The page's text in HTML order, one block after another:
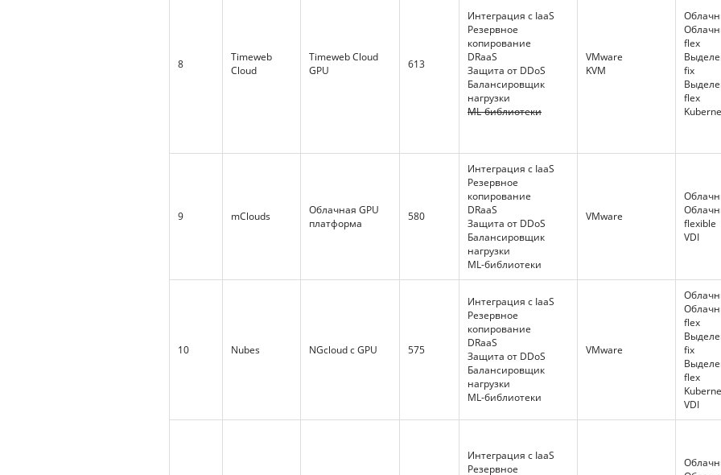
8
Timeweb
Cloud
Timeweb Cloud
GPU
613
Интеграция с IaaS
Резервное
копирование
DRaaS
Защита от DDoS
Балансировщик
нагрузки
ML-библиотеки
VMware
KVM
flex
fix
flex
9 mClouds
Облачная GPU
платформа
580
Интеграция с IaaS
Резервное
копирование
DRaaS
Защита от DDoS
Балансировщик
нагрузки
ML-библиотеки
VMware
flexible
VDI
10 Nubes NGcloud с GPU 575
Интеграция с IaaS
Резервное
копирование
DRaaS
Защита от DDoS
Балансировщик
нагрузки
ML-библиотеки
VMware
flex
fix
flex
VDI
Интеграция с IaaS
Резервное